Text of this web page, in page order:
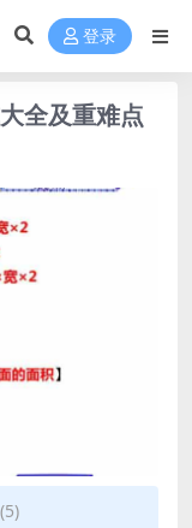
登录
全及重难点